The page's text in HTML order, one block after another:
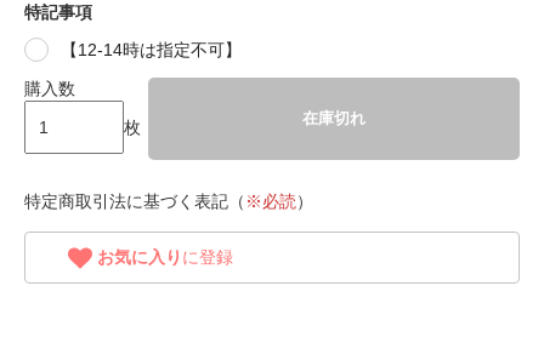
特記事項
【12-14時は指定不可】
購入数
枚
在庫切れ
特定商取引法に基づく表記（ ※必読）
お気に入り に登録